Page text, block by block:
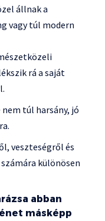
állnak a
vagy túl modern
rá a saját
túl harsány, jó
veszteségről és
különösen
abban
másképp